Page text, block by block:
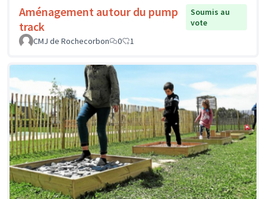
Aménagement autour du pump
track
Soumis au
vote
CMJ de Rochecorbon
0 1